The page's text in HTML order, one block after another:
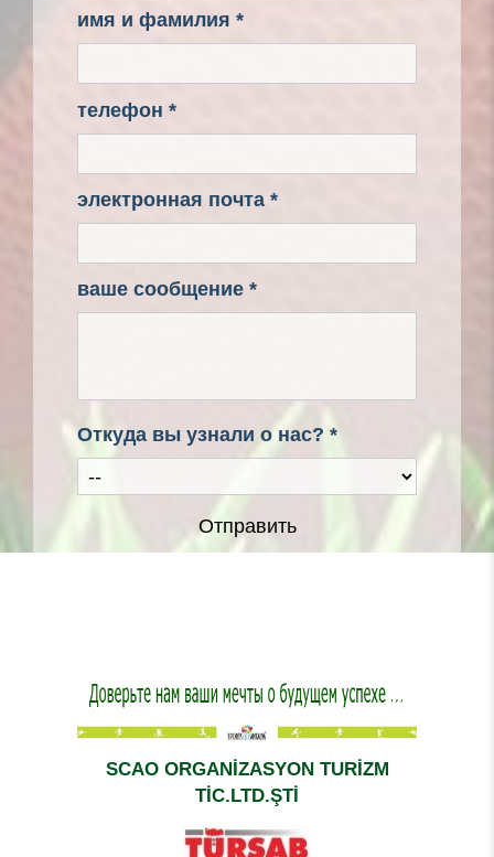
имя и фамилия *
телефон *
электронная почта *
ваше сообщение *
Откуда вы узнали о нас? *
Отправить
SCAO ORGANİZASYON TURİZM
TİC.LTD.ŞTİ